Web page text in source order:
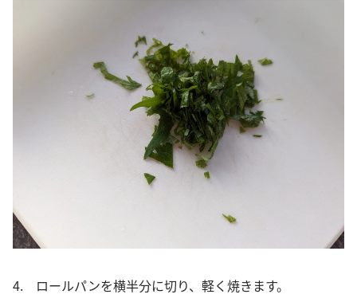
4. ロールパンを横半分に切り、軽く焼きます。